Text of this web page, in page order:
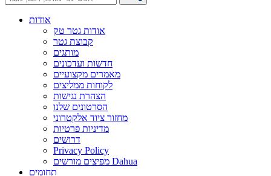
אודות
אודות גטר טק
קבוצת גטר
מותגים
חדשות ועדכונים
מאמרים מקצועיים
לקוחות ממליצים
הצהרת נגישות
הסרטונים שלנו
מחזור ציוד אלקטרוני
מדיניות פרטיות
דרושים
Privacy Policy
מפיצים מורשים Dahua
תחומים